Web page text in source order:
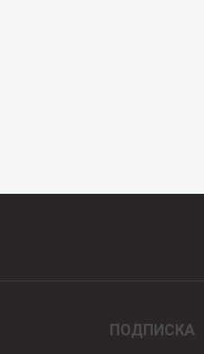
ПОДПИСКА